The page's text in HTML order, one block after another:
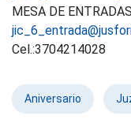
MESA DE
Cel.:3704214028
Aniversario